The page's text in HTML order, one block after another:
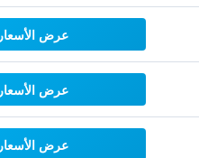
عرض الأسعار
عرض الأسعار
عرض الأسعار